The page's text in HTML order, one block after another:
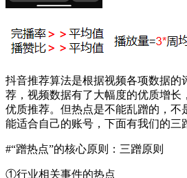
抖音推荐算法是根据视频各项数据的
荐，视频数据有了大幅度的优质增长
优质推荐。但热点是不能乱蹭的，不
能适合自己的账号，下面有我们的三
#“蹭热点”的核心原则：三蹭原则
①行业相关事件的热点